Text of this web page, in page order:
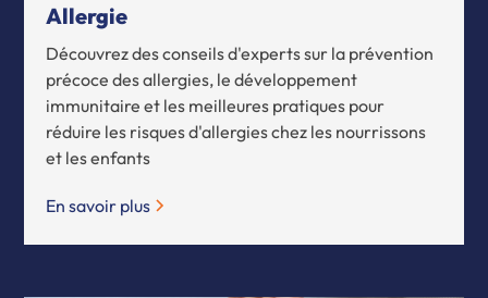
Allergie
Découvrez des conseils d'experts sur la prévention
précoce des allergies, le développement
immunitaire et les meilleures pratiques pour
réduire les risques d'allergies chez les nourrissons
et les enfants
En savoir plus